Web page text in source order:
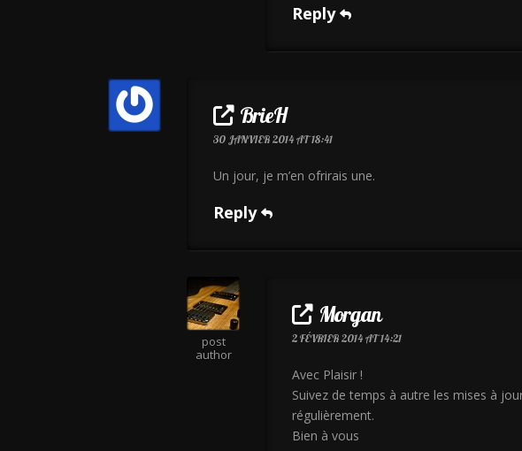
Reply
BrieH
30 JANVIER 2014 AT 18:41
Un jour, je m’en ofrirais une.
Reply
post
author
Morgan
2 FÉVRIER 2014 AT 14:21
Avec Plaisir !
Suivez de temps à autre les mises à
régulièrement.
Bien à vous